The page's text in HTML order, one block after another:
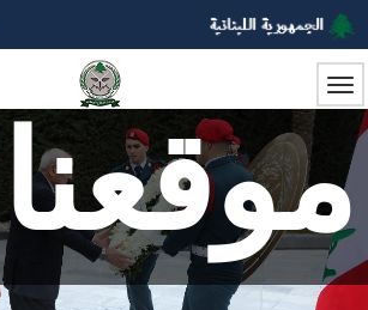
تجاوز
إلى
المحتوى
الرئيسي
موقعنا